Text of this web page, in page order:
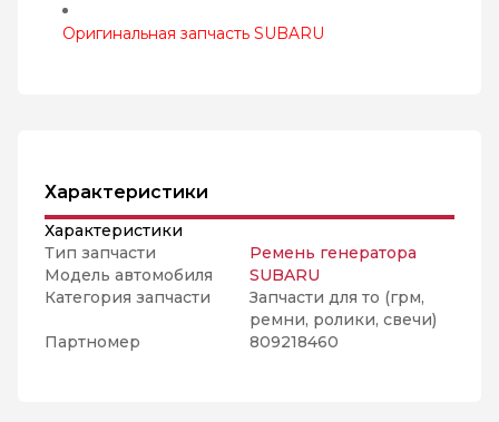
Оригинальная запчасть SUBARU
Характеристики
Характеристики
Тип запчасти
Ремень генератора
Модель автомобиля
SUBARU
Категория запчасти
Запчасти для то (грм,
ремни, ролики, свечи)
Партномер
809218460